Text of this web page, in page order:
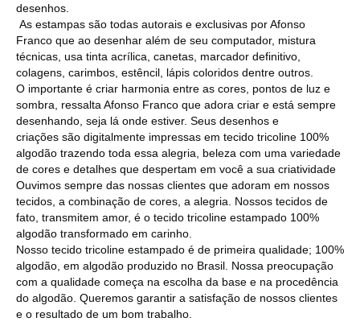
desenhos.
As estampas são todas autorais e exclusivas por Afonso
Franco que ao desenhar além de seu computador, mistura
técnicas, usa tinta acrílica, canetas, marcador definitivo,
colagens, carimbos, estêncil, lápis coloridos dentre outros.
O importante é criar harmonia entre as cores, pontos de luz e
sombra, ressalta Afonso Franco que adora criar e está sempre
desenhando, seja lá onde estiver. Seus desenhos e
criações são digitalmente impressas em tecido tricoline 100%
algodão trazendo toda essa alegria, beleza com uma variedade
de cores e detalhes que despertam em você a sua criatividade
Ouvimos sempre das nossas clientes que adoram em nossos
tecidos, a combinação de cores, a alegria. Nossos tecidos de
fato, transmitem amor, é o tecido tricoline estampado 100%
algodão transformado em carinho.
Nosso tecido tricoline estampado é de primeira qualidade; 100%
algodão, em algodão produzido no Brasil. Nossa preocupação
com a qualidade começa na escolha da base e na procedência
do algodão. Queremos garantir a satisfação de nossos clientes
e o resultado de um bom trabalho.